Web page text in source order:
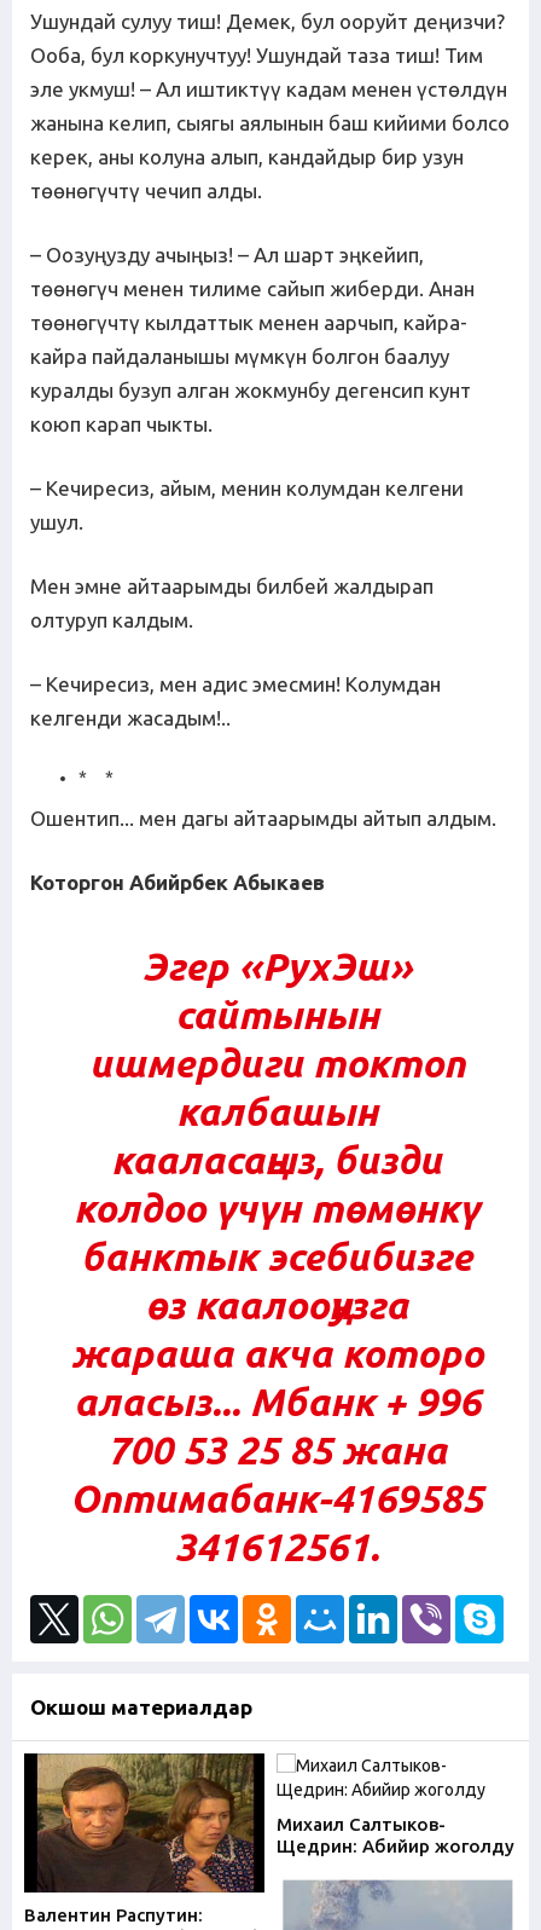
Ушундай сулуу тиш! Демек, бул ооруйт деңизчи?
Ооба, бул коркунучтуу! Ушундай таза тиш! Тим
эле укмуш! – Ал иштиктүү кадам менен үстөлдүн
жанына келип, сыягы аялынын баш кийими болсо
керек, аны колуна алып, кандайдыр бир узун
төөнөгүчтү чечип алды.
– Оозуңузду ачыңыз! – Ал шарт эңкейип,
төөнөгүч менен тилиме сайып жиберди. Анан
төөнөгүчтү кылдаттык менен аарчып, кайра-
кайра пайдаланышы мүмкүн болгон баалуу
куралды бузуп алган жокмунбу дегенсип кунт
коюп карап чыкты.
– Кечиресиз, айым, менин колумдан келгени
ушул.
Мен эмне айтаарымды билбей жалдырап
олтуруп калдым.
– Кечиресиз, мен адис эмесмин! Колумдан
келгенди жасадым!..
* *
Ошентип... мен дагы айтаарымды айтып алдым.
Которгон Абийрбек Абыкаев
Эгер «РухЭш»
сайтынын
ишмердиги токтоп
калбашын
кааласаңыз, бизди
колдоо үчүн төмөнкү
банктык эсебибизге
өз каалооңузга
жараша акча которо
аласыз... Мбанк + 996
700 53 25 85 жана
Оптимабанк-4169585
341612561.
Окшош материалдар
Валентин Распутин:
Михаил Салтыков-
Щедрин: Абийир жоголду